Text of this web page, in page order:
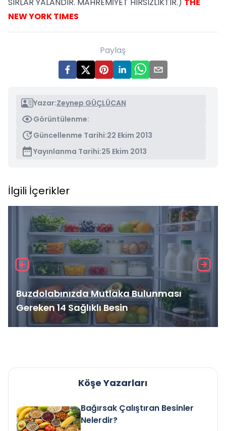
NEW YORK TIMES
Paylaş
Yazar:Zeynep GÜÇLÜCAN
Görüntülenme:
Güncellenme Tarihi:22 Ekim 2013
Yayınlanma Tarihi:25 Ekim 2013
İlgili İçerikler
Buzdolabınızda Mutlaka Bulunması
Gereken 14 Sağlıklı Besin
Köşe Yazarları
Bağırsak Çalıştıran Besinler
Nelerdir?